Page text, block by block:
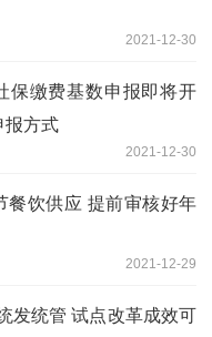
2021-12-30
保缴费基数申报即将开
报方式
2021-12-30
餐饮供应 提前审核好年
2021-12-29
发统管 试点改革成效可